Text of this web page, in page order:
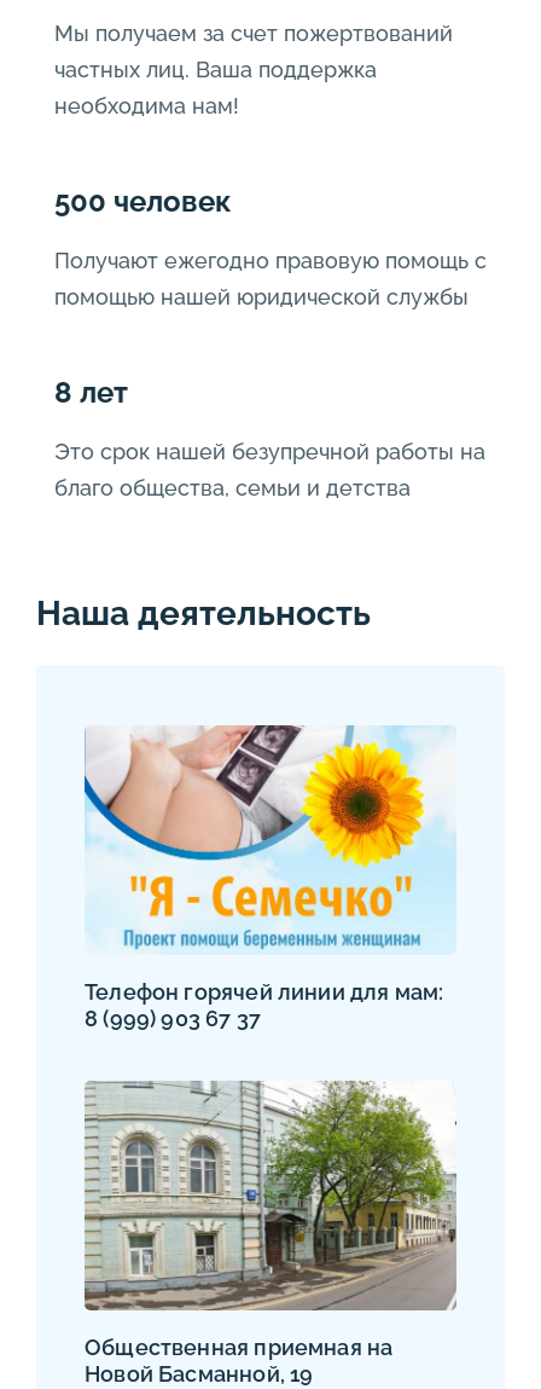
Мы получаем за счет пожертвований
частных лиц. Ваша поддержка
необходима нам!
500 человек
Получают ежегодно правовую помощь с
помощью нашей юридической службы
8 лет
Это срок нашей безупречной работы на
благо общества, семьи и детства
Наша деятельность
Телефон горячей линии для мам:
8 (999) 903 67 37
Общественная приемная на
Новой Басманной, 19